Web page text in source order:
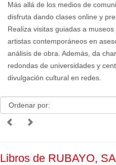
Más allá de los medios de
disfruta dando clases online y
Realiza visitas guiadas a
artistas contemporáneos en
análisis de obra. Además, da
redondas de universidades y
divulgación cultural en redes.
Libros de RUBAYO,